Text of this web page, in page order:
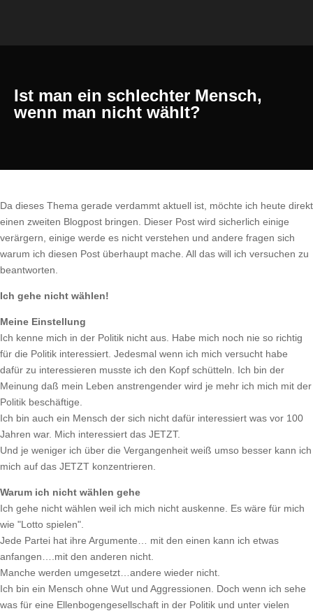
Ist man ein schlechter Mensch,
wenn man nicht wählt?
Da dieses Thema gerade verdammt aktuell ist, möchte ich heute direkt
einen zweiten Blogpost bringen. Dieser Post wird sicherlich einige
verärgern, einige werde es nicht verstehen und andere fragen sich
warum ich diesen Post überhaupt mache. All das will ich versuchen zu
beantworten.
Ich gehe nicht wählen!
Meine Einstellung
Ich kenne mich in der Politik nicht aus. Habe mich noch nie so richtig
für die Politik interessiert. Jedesmal wenn ich mich versucht habe
dafür zu interessieren musste ich den Kopf schütteln. Ich bin der
Meinung daß mein Leben anstrengender wird je mehr ich mich mit der
Politik beschäftige.
Ich bin auch ein Mensch der sich nicht dafür interessiert was vor 100
Jahren war. Mich interessiert das JETZT.
Und je weniger ich über die Vergangenheit weiß umso besser kann ich
mich auf das JETZT konzentrieren.
Warum ich nicht wählen gehe
Ich gehe nicht wählen weil ich mich nicht auskenne. Es wäre für mich
wie "Lotto spielen".
Jede Partei hat ihre Argumente… mit den einen kann ich etwas
anfangen….mit den anderen nicht.
Manche werden umgesetzt…andere wieder nicht.
Ich bin ein Mensch ohne Wut und Aggressionen. Doch wenn ich sehe
was für eine Ellenbogengesellschaft in der Politik und unter vielen